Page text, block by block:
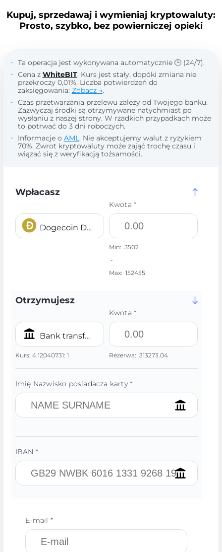
Kupuj, sprzedawaj i wymieniaj kryptowaluty:
Prosto, szybko, bez powierniczej opieki
Ta operacja jest wykonywana automatycznie 🕒 (24/7).
Cena z WhiteBIT. Kurs jest stały, dopóki zmiana nie
przekroczy 0,01%. Liczba potwierdzeń do
zaksięgowania: Zobacz →.
Czas przetwarzania przelewu zależy od Twojego banku.
Zazwyczaj środki są otrzymywane natychmiast po
wysłaniu z naszej strony. W rzadkich przypadkach może
to potrwać do 3 dni roboczych.
Informacje o AML. Nie akceptujemy walut z ryzykiem
70%. Zwrot kryptowaluty może zająć trochę czasu i
wiązać się z weryfikacją tożsamości.
Wpłacasz
Dogecoin DOGE
Kwota *
Min: 3502
-
Max: 152455
Otrzymujesz
Bank transfer/IBAN PLN
Kurs: 4.12040731: 1
Kwota *
Rezerwa: 313273.04
Imię Nazwisko posiadacza karty *
IBAN *
E-mail *